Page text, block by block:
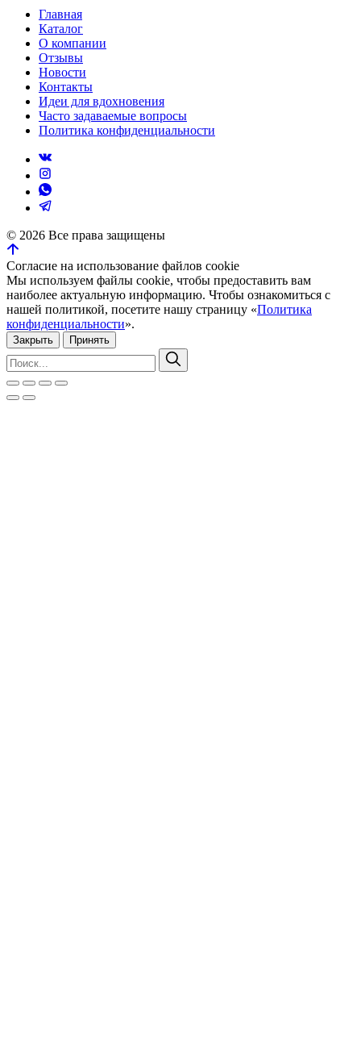
Главная
Каталог
О компании
Отзывы
Новости
Контакты
Идеи для вдохновения
Часто задаваемые вопросы
Политика конфиденциальности
© 2026 Все права защищены
Согласие на использование файлов cookie
Мы используем файлы cookie, чтобы предоставить вам
наиболее актуальную информацию. Чтобы ознакомиться с
нашей политикой, посетите нашу страницу «Политика
конфиденциальности».
Закрыть Принять
Искать:
Поиск